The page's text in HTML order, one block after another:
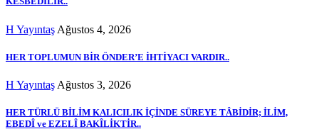
H Yayıntaş Ağustos 4, 2026
HER TOPLUMUN BİR ÖNDER’E İHTİYACI VARDIR..
H Yayıntaş Ağustos 3, 2026
HER TÜRLÜ BİLİM KALICILIK İÇİNDE SÜREYE TÂBİDİR; İLİM,
EBEDÎ ve EZELÎ BAKÎLİKTİR..